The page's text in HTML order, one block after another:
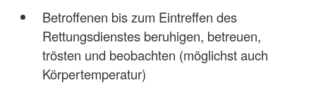
Betroffenen bis zum Eintreffen des
Rettungsdienstes beruhigen, betreuen,
trösten und beobachten (möglichst auch
Körpertemperatur)